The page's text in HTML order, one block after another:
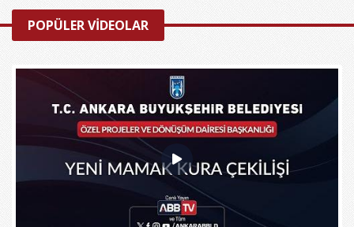
POPÜLER VİDEOLAR